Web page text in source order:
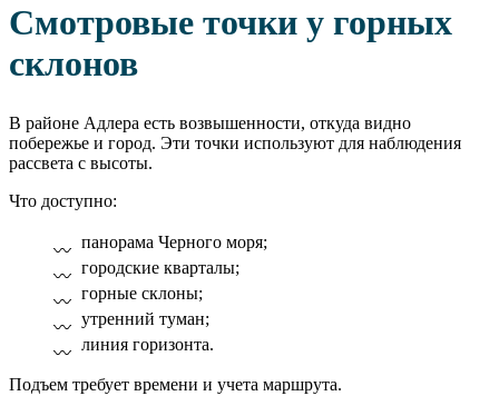
Смотровые точки у горных
склонов
В районе Адлера есть возвышенности, откуда видно
побережье и город. Эти точки используют для наблюдения
рассвета с высоты.
Что доступно:
панорама Черного моря;
городские кварталы;
горные склоны;
утренний туман;
линия горизонта.
Подъем требует времени и учета маршрута.